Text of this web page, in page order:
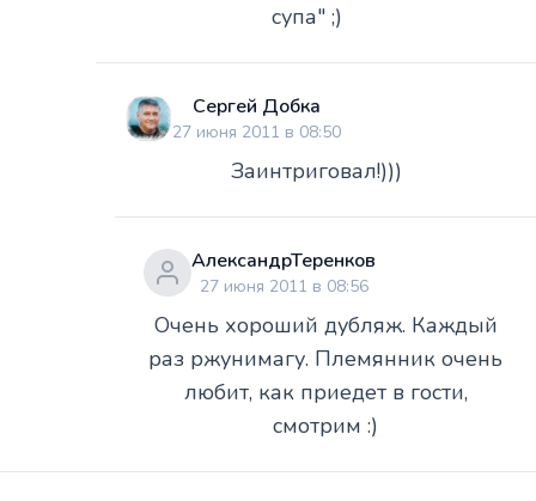
супа" ;)
Сергей Добка
27 июня 2011 в 08:50
Заинтриговал!)))
АлександрТеренков
27 июня 2011 в 08:56
Очень хороший дубляж. Каждый
раз ржунимагу. Племянник очень
любит, как приедет в гости,
смотрим :)